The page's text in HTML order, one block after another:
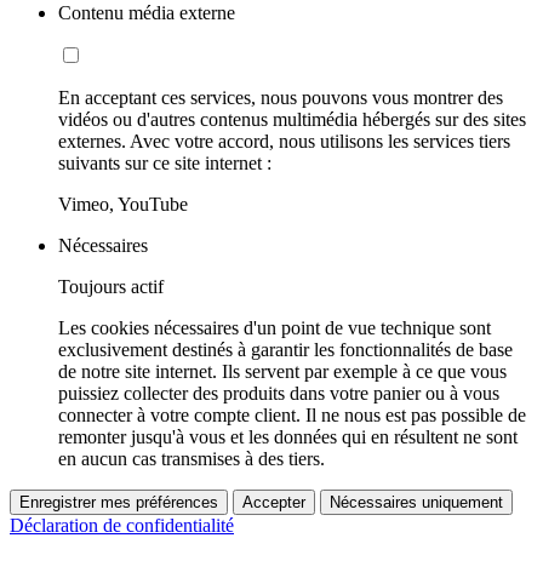
Contenu média externe
En acceptant ces services, nous pouvons vous montrer des
vidéos ou d'autres contenus multimédia hébergés sur des sites
externes. Avec votre accord, nous utilisons les services tiers
suivants sur ce site internet :
Vimeo, YouTube
Nécessaires
Toujours actif
Les cookies nécessaires d'un point de vue technique sont
exclusivement destinés à garantir les fonctionnalités de base
de notre site internet. Ils servent par exemple à ce que vous
puissiez collecter des produits dans votre panier ou à vous
connecter à votre compte client. Il ne nous est pas possible de
remonter jusqu'à vous et les données qui en résultent ne sont
en aucun cas transmises à des tiers.
Enregistrer mes préférences Accepter Nécessaires uniquement
Déclaration de confidentialité